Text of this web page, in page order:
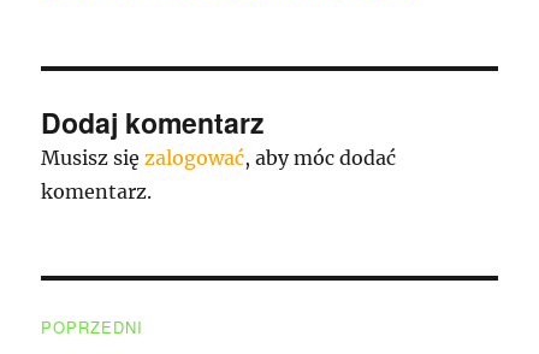
Dodaj komentarz
Musisz sięzalogować, aby móc dodać
komentarz.
POPRZEDNI